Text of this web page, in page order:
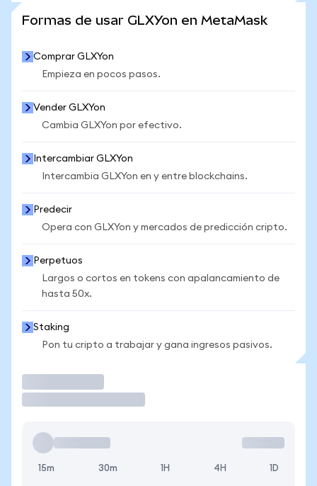
Formas de usar GLXYon en MetaMask
Comprar GLXYon
Empieza en pocos pasos.
Vender GLXYon
Cambia GLXYon por efectivo.
Intercambiar GLXYon
Intercambia GLXYon en y entre blockchains.
Predecir
Opera con GLXYon y mercados de predicción cripto.
Perpetuos
Largos o cortos en tokens con apalancamiento de
hasta 50x.
Staking
Pon tu cripto a trabajar y gana ingresos pasivos.
15m 30m 1H 4H 1D